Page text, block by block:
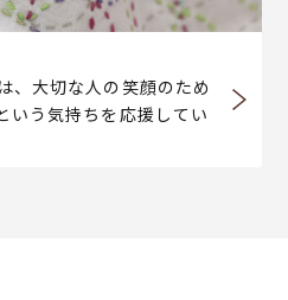
、大切な人の笑顔のため
いう気持ちを応援してい